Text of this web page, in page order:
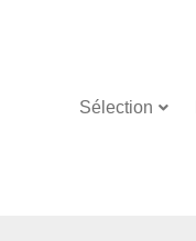
Sélection